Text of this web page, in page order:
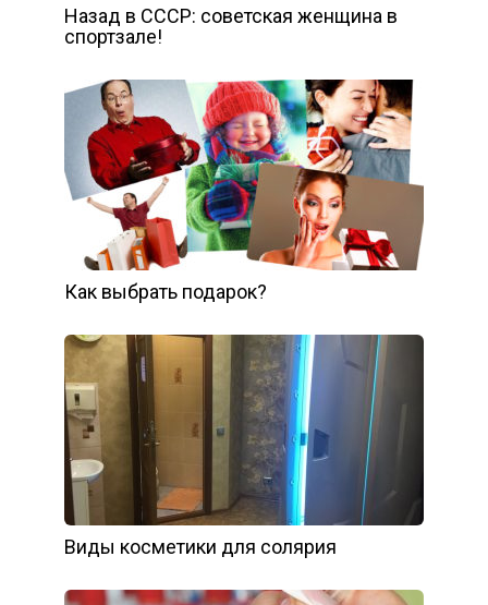
Назад в СССР: советская женщина в
спортзале!
Как выбрать подарок?
Виды косметики для солярия